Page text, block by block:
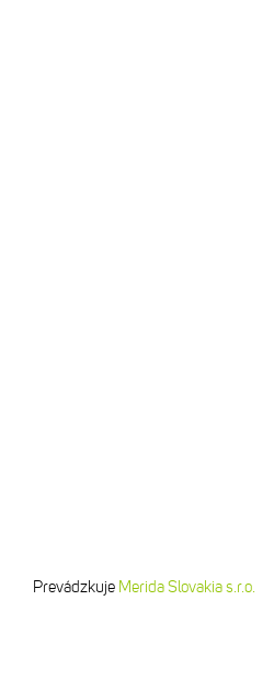
Prevádzkuje Merida Slovakia s.r.o.